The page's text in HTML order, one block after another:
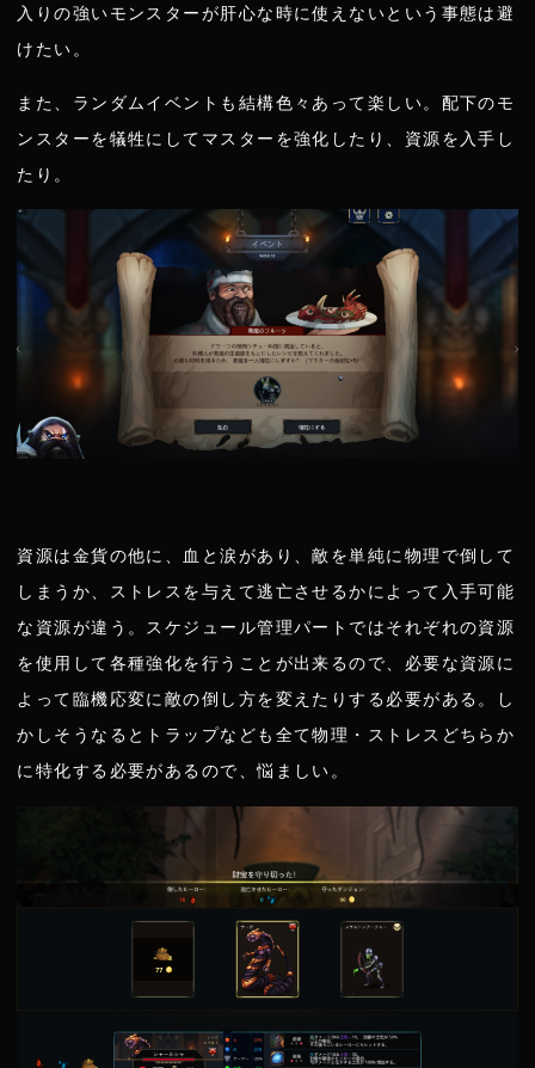
入りの強いモンスターが肝心な時に使えないという事態は避
けたい。
また、ランダムイベントも結構色々あって楽しい。配下のモ
ンスターを犠牲にしてマスターを強化したり、資源を入手し
たり。
資源は金貨の他に、血と涙があり、敵を単純に物理で倒して
しまうか、ストレスを与えて逃亡させるかによって入手可能
な資源が違う。スケジュール管理パートではそれぞれの資源
を使用して各種強化を行うことが出来るので、必要な資源に
よって臨機応変に敵の倒し方を変えたりする必要がある。し
かしそうなるとトラップなども全て物理・ストレスどちらか
に特化する必要があるので、悩ましい。